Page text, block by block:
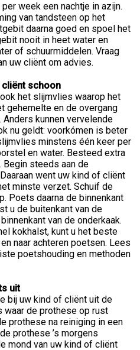
week een nachtje in azijn.
van tandsteen op het
daarna goed en spoel het
nooit in heet water en
of schuurmiddelen. Vraag
uw cliënt om advies.
cliënt schoon
het slijmvlies waarop het
gehemelte en de overgang
Anders kunnen vervelende
nu geldt: voorkómen is beter
minstens één keer per
en water. Besteed extra
Begin steeds aan de
went uw kind of cliënt
minste verzet. Schuif de
Poets daarna de binnenkant
u de buitenkant van de
van de onderkaak.
kokhalst, kunt u het beste
naar achteren poetsen. Lees
poetshouding en methoden
uit
bij uw kind of cliënt uit de
waar de prothese op rust
prothese na reiniging in een
prothese ’s morgens
mond van uw kind of cliënt